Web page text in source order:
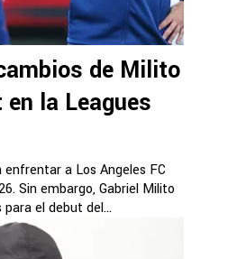
de Milito
la Leagues
enfrentar a Los Angeles FC
Sin embargo, Gabriel Milito
el debut del...